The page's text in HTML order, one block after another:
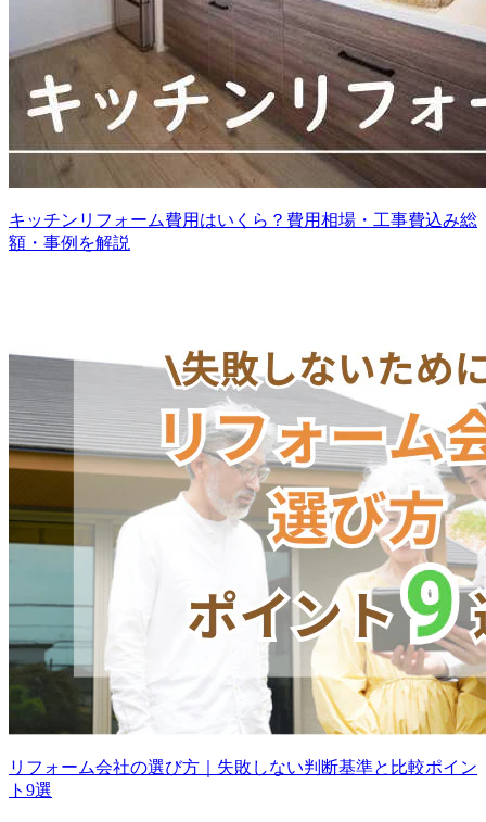
キッチンリフォーム費用はいくら？費用相場・工事費込み総
額・事例を解説
リフォーム会社の選び方｜失敗しない判断基準と比較ポイン
ト9選